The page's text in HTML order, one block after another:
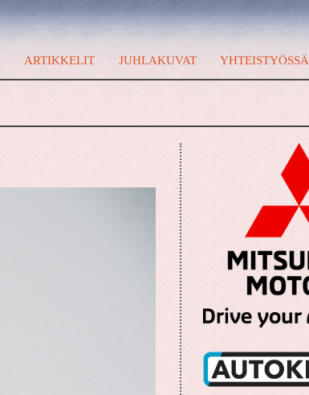
ARTIKKELIT JUHLAKUVAT YHTEISTYÖSSÄ